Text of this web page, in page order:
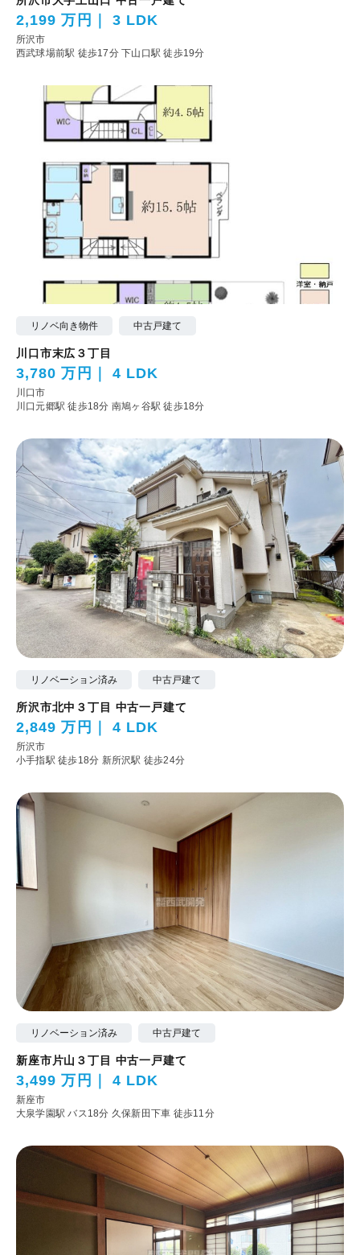
2,199 万円 3 LDK
所沢市
西武球場前駅 徒歩17分下山口駅 徒歩19分
リノベ向き物件 中古戸建て
川口市末広３丁目
3,780 万円 4 LDK
川口市
川口元郷駅 徒歩18分 南鳩ヶ谷駅 徒歩18分
リノベーション済み 中古戸建て
所沢市北中３丁目 中古一戸建て
2,849 万円 4 LDK
所沢市
小手指駅 徒歩18分 新所沢駅 徒歩24分
リノベーション済み 中古戸建て
新座市片山３丁目 中古一戸建て
3,499 万円 4 LDK
新座市
大泉学園駅 バス18分 久保新田下車 徒歩11分